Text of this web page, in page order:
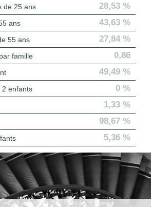
de 25 ans 28,53 %
ans 43,63 %
55 ans 27,84 %
famille 0,86
49,49 %
2 enfants 0 %
1,33 %
98,67 %
5,36 %